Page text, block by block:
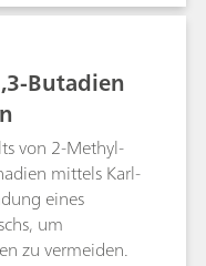
der
da das KF-
wird. Diese
Verwendung
dauert in
der Probe und
Minuten.
Butadien
von 2-Methyl-
mittels Karl-
eines
um
zu vermeiden.